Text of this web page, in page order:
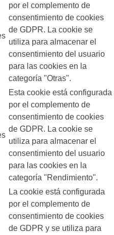
por el complemento de
consentimiento de cookies
de GDPR. La cookie se
utiliza para almacenar el
consentimiento del usuario
para las cookies en la
categoría "Otras".
Esta cookie está configurada
por el complemento de
consentimiento de cookies
de GDPR. La cookie se
utiliza para almacenar el
consentimiento del usuario
para las cookies en la
categoría "Rendimiento".
La cookie está configurada
por el complemento de
consentimiento de cookies
de GDPR y se utiliza para